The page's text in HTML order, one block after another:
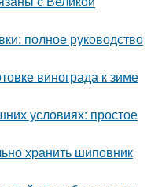
полное руководство
винограда к зиме
условиях: простое
хранить шиповник